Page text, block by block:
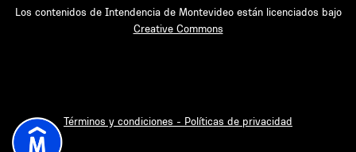
Los contenidos de Intendencia de Montevideo están licenciados bajo
Creative Commons
Términos y condiciones - Políticas de privacidad